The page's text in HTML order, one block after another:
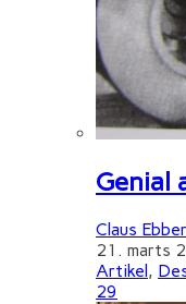
Genial
Claus
21. marts
Artikel,
29